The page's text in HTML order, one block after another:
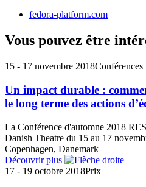
fedora-platform.com
Vous pouvez être
15 - 17 novembre 2018Conférences
Un impact durable :
le long terme des actions
La Conférence d'automne 2018
Danish Theatre du 15 au 17
Copenhagen, Danemark
Découvrir plus
17 - 19 octobre 2018Prix